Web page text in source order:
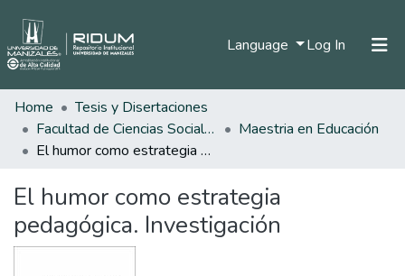
Language Log In (current)
Home
Tesis y Disertaciones
Facultad de Ciencias Sociales y Humanas
Maestria en Educación
El humor como estrategia pedagógica. Investigación
El humor como estrategia
pedagógica. Investigación